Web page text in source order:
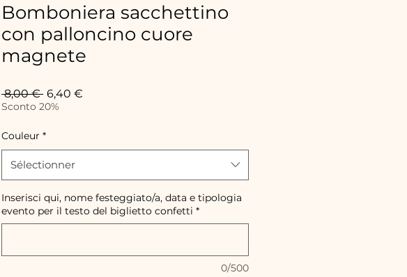
Bomboniera sacchettino
con palloncino cuore
magnete
8,00 € Prix
original
6,40 €
Sconto 20%
Couleur *
Sélectionner
Inserisci qui, nome festeggiato/a, data e tipologia
evento per il testo del biglietto confetti *
0/500